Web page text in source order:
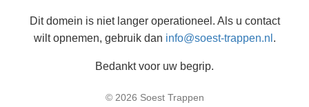
Dit domein is niet langer operationeel. Als u contact
wilt opnemen, gebruik dan info@soest-trappen.nl .
Bedankt voor uw begrip.
© 2026 Soest Trappen